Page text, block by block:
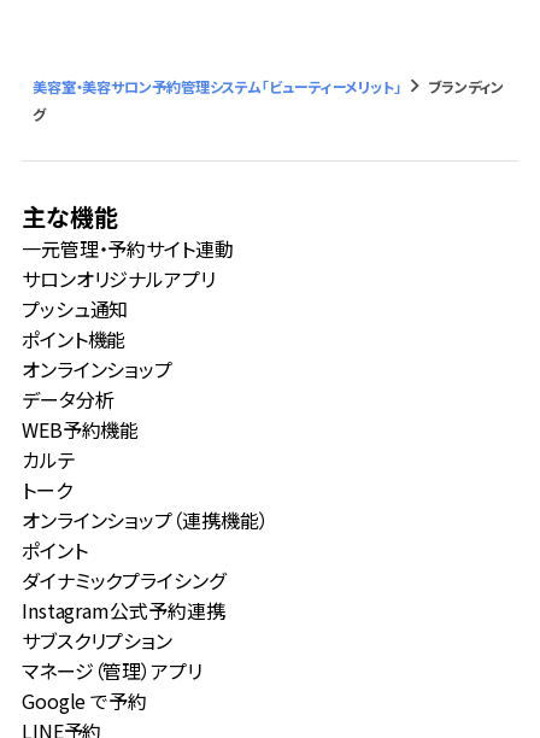
美容室・美容サロン予約管理システム「ビューティーメリット」 keyboard_arrow_right ブランディン
グ
主な機能
一元管理・予約サイト連動
サロンオリジナルアプリ
プッシュ通知
ポイント機能
オンラインショップ
データ分析
WEB予約機能
カルテ
トーク
オンラインショップ（連携機能）
ポイント
ダイナミックプライシング
Instagram公式予約連携
サブスクリプション
マネージ（管理）アプリ
Google で予約
LINE予約